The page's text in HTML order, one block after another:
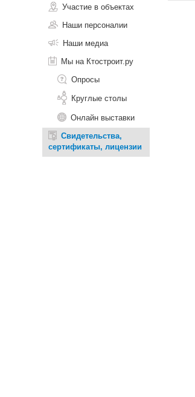
Участие в объектах
Наши персоналии
Наши медиа
Мы на Ктостроит.ру
Опросы
Круглые столы
Онлайн выставки
Свидетельства,
сертификаты, лицензии